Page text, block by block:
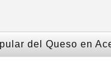
del Queso en